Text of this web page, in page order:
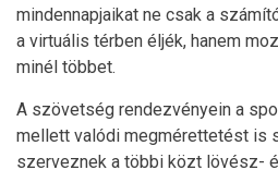
mindennapjaikat ne csak a
a virtuális térben éljék, hanem
minél többet.
A szövetség rendezvényein a
mellett valódi megmérettetést is
szerveznek a többi közt lövész-